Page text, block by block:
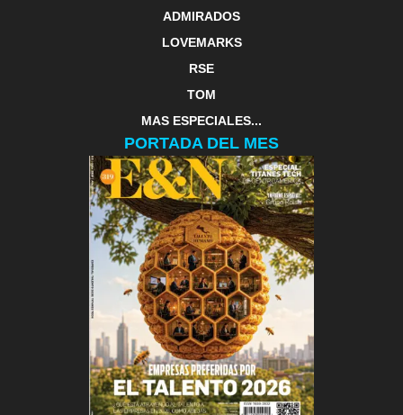
ADMIRADOS
LOVEMARKS
RSE
TOM
MAS ESPECIALES...
PORTADA DEL MES